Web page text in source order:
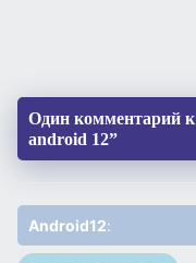
Один комментарий к
android 12”
Android12: